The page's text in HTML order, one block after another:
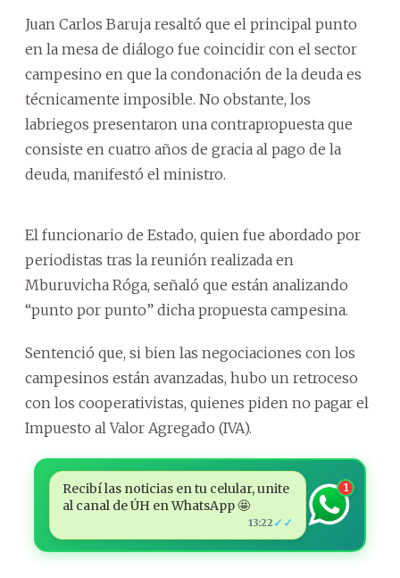
Juan Carlos Baruja resaltó que el principal punto
en la mesa de diálogo fue coincidir con el sector
campesino en que la condonación de la deuda es
técnicamente imposible. No obstante, los
labriegos presentaron una contrapropuesta que
consiste en cuatro años de gracia al pago de la
deuda, manifestó el ministro.
El funcionario de Estado, quien fue abordado por
periodistas tras la reunión realizada en
Mburuvicha Róga, señaló que están analizando
“punto por punto” dicha propuesta campesina.
Sentenció que, si bien las negociaciones con los
campesinos están avanzadas, hubo un retroceso
con los cooperativistas, quienes piden no pagar el
Impuesto al Valor Agregado (IVA).
Recibí las noticias en tu celular, unite
al canal de ÚH en WhatsApp 🤩
13:22 ✓✓
1